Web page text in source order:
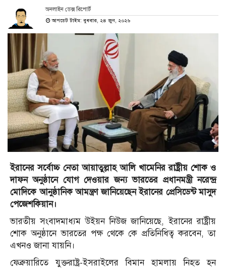
অনলাইন ডেক্স রিপোর্ট
আপডেট টাইম: বুধবার, ২৪ জুন, ২০২৬
ইরানের সর্বোচ্চ নেতা আয়াতুল্লাহ আলি খামেনির রাষ্ট্রীয় শোক ও
দাফন অনুষ্ঠানে যোগ দেওয়ার জন্য ভারতের প্রধানমন্ত্রী নরেন্দ্র
মোদিকে আনুষ্ঠানিক আমন্ত্রণ জানিয়েছেন ইরানের প্রেসিডেন্ট মাসুদ
পেজেশকিয়ান।
ভারতীয় সংবাদমাধ্যম উইয়ন নিউজ জানিয়েছে, ইরানের রাষ্ট্রীয়
শোক অনুষ্ঠানে ভারতের পক্ষ থেকে কে প্রতিনিধিত্ব করবেন, তা
এখনও জানা যায়নি।
ফেব্রুয়ারিতে যুক্তরাষ্ট্র-ইসরাইলের বিমান হামলায় নিহত হন